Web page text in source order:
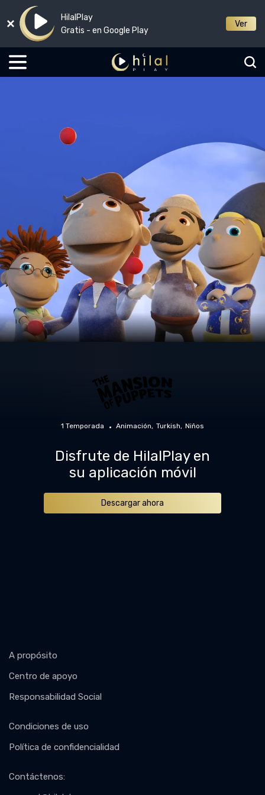
HilalPlay
Gratis - en Google Play
Ver
1 Temporada Animación Turkish Niños
Disfrute de HilalPlay en
su aplicación móvil
Descargar ahora
A propósito
Centro de apoyo
Responsabilidad Social
Condiciones de uso
Política de confidencialidad
Contáctenos: